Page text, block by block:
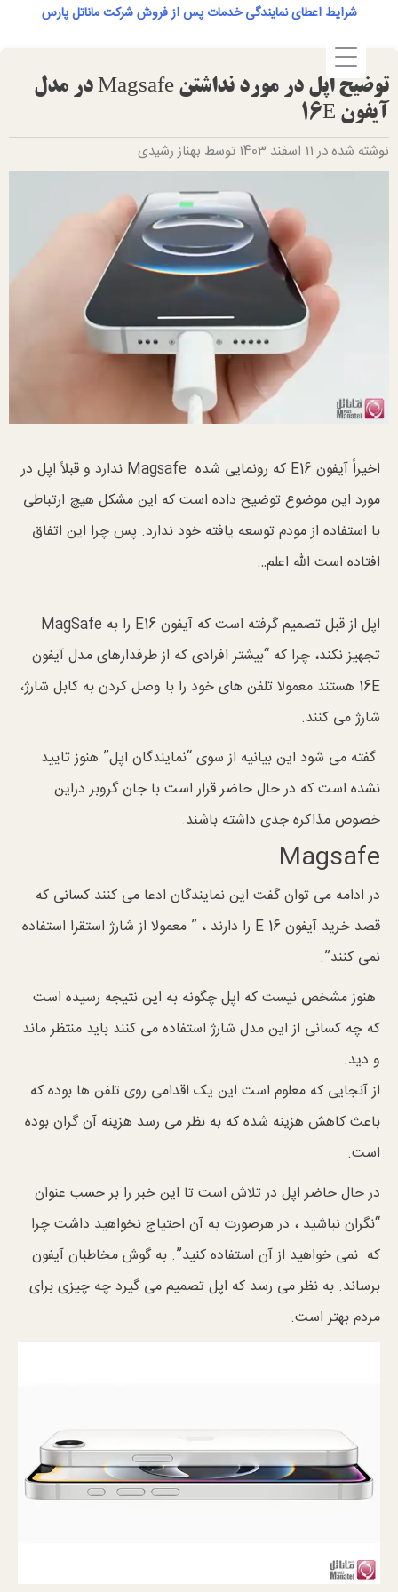
content
شرایط اعطای نمایندگی خدمات پس از فروش شرکت ماناتل پارس
توضیح اپل در مورد نداشتن Magsafe در مدل
آیفون 16E
نوشته شده در 11 اسفند 1403 توسط بهناز رشیدی
اخیراً آیفون E16 که رونمایی شده Magsafe ندارد و قبلاً اپل در
مورد این موضوع توضیح داده است که این مشکل هیچ ارتباطی
با استفاده از مودم توسعه یافته خود ندارد. پس چرا این اتفاق
افتاده است الله اعلم…
اپل از قبل تصمیم گرفته است که آیفون E16 را به MagSafe
تجهیز نکند، چرا که “بیشتر افرادی که از طرفدارهای مدل آیفون
16E هستند معمولا تلفن های خود را با وصل کردن به کابل شارژ،
شارژ می کنند.
گفته می شود این بیانیه از سوی “نمایندگان اپل” هنوز تایید
نشده است که در حال حاضر قرار است با جان گروبر دراین
خصوص مذاکره جدی داشته باشند.
Magsafe
در ادامه می توان گفت این نمایندگان ادعا می کنند کسانی که
قصد خرید آیفون E 16 را دارند ، ” معمولا از شارژ استقرا استفاده
نمی کنند”.
هنوز مشخص نیست که اپل چگونه به این نتیجه رسیده است
که چه کسانی از این مدل شارژ استفاده می کنند باید منتظر ماند
و دید.
از آنجایی که معلوم است این یک اقدامی روی تلفن ها بوده که
باعث کاهش هزینه شده که به نظر می رسد هزینه آن گران بوده
است.
در حال حاضر اپل در تلاش است تا این خبر را بر حسب عنوان
“نگران نباشید ، در هرصورت به آن احتیاج نخواهید داشت چرا
که نمی خواهید از آن استفاده کنید”. به گوش مخاطبان آیفون
برساند. به نظر می رسد که اپل تصمیم می گیرد چه چیزی برای
مردم بهتر است.